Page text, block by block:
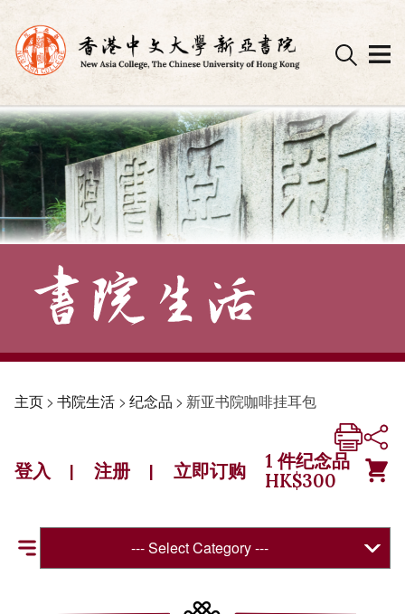
Skip
to
content
主页> 书院生活 > 纪念品 > 新亚书院咖啡挂耳包
登入 | 注册 | 立即订购 1 件纪念品
HK$300
--- Select Category ---